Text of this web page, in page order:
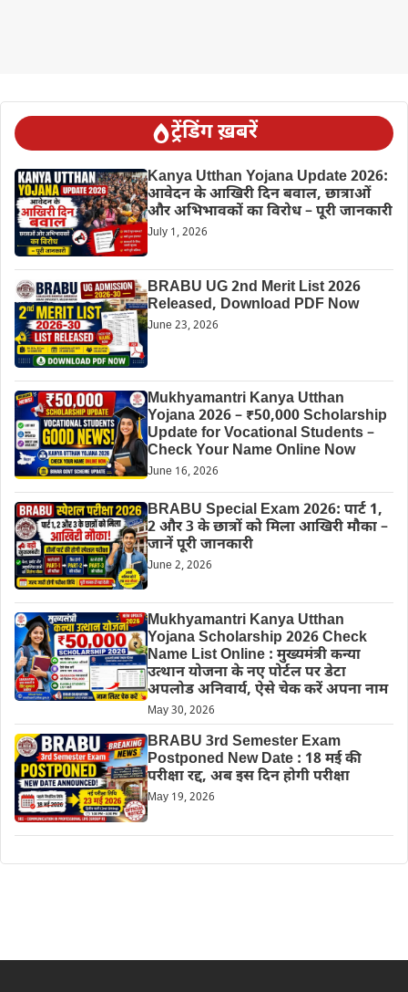
ट्रेंडिंग ख़बरें
Kanya Utthan Yojana Update 2026:
आवेदन के आखिरी दिन बवाल, छात्राओं
और अभिभावकों का विरोध – पूरी जानकारी
July 1, 2026
BRABU UG 2nd Merit List 2026
Released, Download PDF Now
June 23, 2026
Mukhyamantri Kanya Utthan
Yojana 2026 – ₹50,000 Scholarship
Update for Vocational Students –
Check Your Name Online Now
June 16, 2026
BRABU Special Exam 2026: पार्ट 1,
2 और 3 के छात्रों को मिला आखिरी मौका –
जानें पूरी जानकारी
June 2, 2026
Mukhyamantri Kanya Utthan
Yojana Scholarship 2026 Check
Name List Online : मुख्यमंत्री कन्या
उत्थान योजना के नए पोर्टल पर डेटा
अपलोड अनिवार्य, ऐसे चेक करें अपना नाम
May 30, 2026
BRABU 3rd Semester Exam
Postponed New Date : 18 मई की
परीक्षा रद्द, अब इस दिन होगी परीक्षा
May 19, 2026